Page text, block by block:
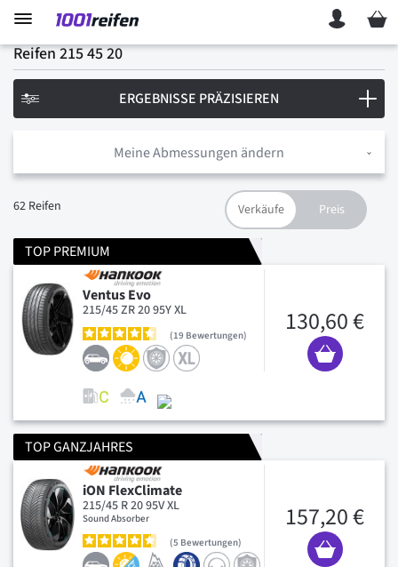
Mein
Reifen 215 45 20
Meine Abmessungen ändern
62 Reifen
TOP PREMIUM
Ventus Evo
215/45 ZR 20 95Y XL
19 Bewertungen 130,60 €
TOP GANZJAHRES
iON FlexClimate
215/45 R 20 95V XL
Sound Absorber
5 Bewertungen
157,20 €
ERGEBNISSE PRÄZISIEREN